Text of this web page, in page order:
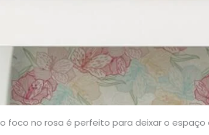
no rosa é perfeito para deixar o